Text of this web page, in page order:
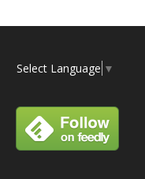
Select Language ▼